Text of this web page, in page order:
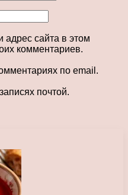
сайта в этом
комментариев.
по email.
почтой.